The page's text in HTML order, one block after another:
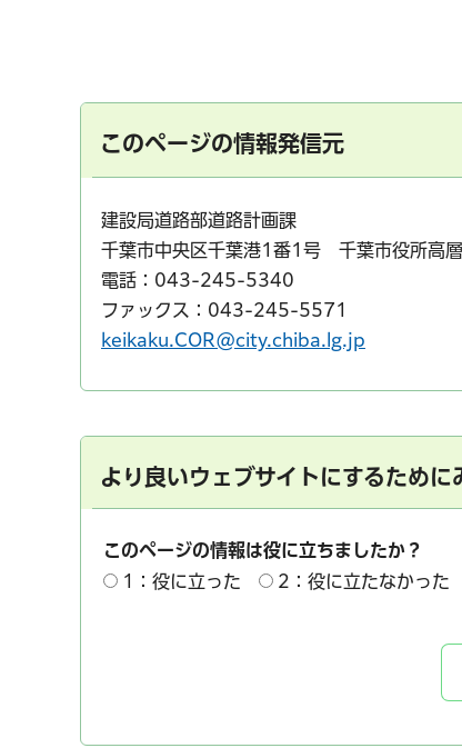
このページの情報発信元
建設局道路部道路計画課
千葉市中央区千葉港1番1号 千葉市役所高
電話：043-245-5340
ファックス：043-245-5571
keikaku.COR@city.chiba.lg.jp
より良いウェブサイトにするため
このページの情報は役に立ちましたか？
1：役に立った
2：役に立たなかった